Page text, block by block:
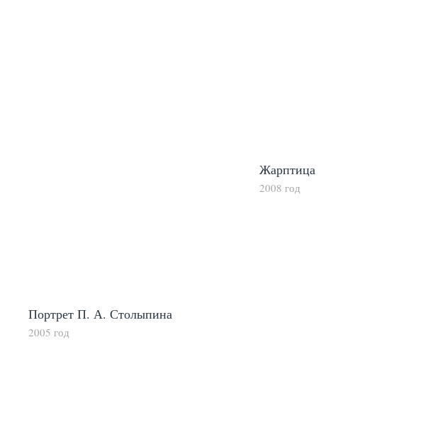
Портрет П. А. Столыпина
2005 год
Жарптица
2008 год